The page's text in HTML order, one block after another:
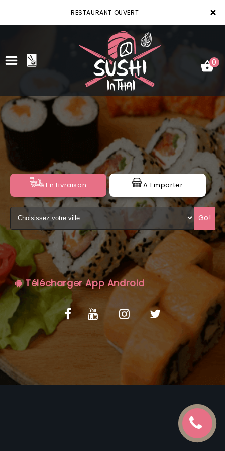
×
RESTAURANT OUVERT
ACCUEIL
VOTRE COMPTE
NOTRE RESTAURANT
VOS AVIS
MENTIONS LÉGALES
C.G.V
0
En Livraison A Emporter
Go!
Télécharger App Android